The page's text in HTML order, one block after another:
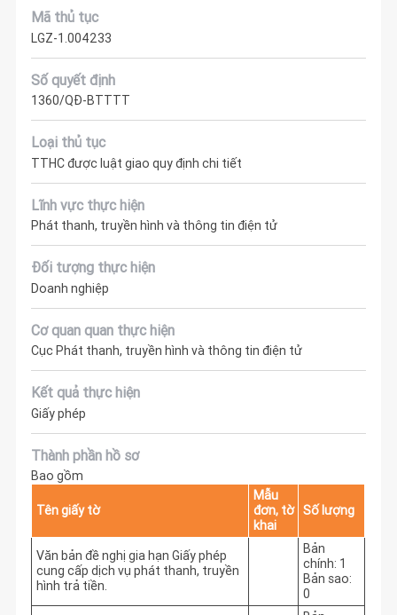
Mã thủ tục
LGZ-1.004233
Số quyết định
1360/QĐ-BTTTT
Loại thủ tục
TTHC được luật giao quy định chi tiết
Lĩnh vực thực hiện
Phát thanh, truyền hình và thông tin điện tử
Đối tượng thực hiện
Doanh nghiệp
Cơ quan quan thực hiện
Cục Phát thanh, truyền hình và thông tin điện tử
Kết quả thực hiện
Giấy phép
Thành phần hồ sơ
Bao gồm
Tên giấy tờ
Mẫu
đơn, tờ
khai
Số lượng
Văn bản đề nghị gia hạn Giấy phép
cung cấp dịch vụ phát thanh, truyền
hình trả tiền.
Bản
chính: 1
Bản sao:
0